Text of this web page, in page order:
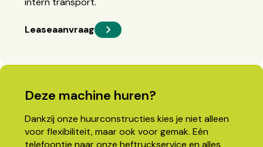
Leaseaanvraag
Deze machine huren?
Dankzij onze huurconstructies kies je niet alleen
voor flexibiliteit, maar ook voor gemak. Eén
telefoontje naar onze heftruckservice en alles